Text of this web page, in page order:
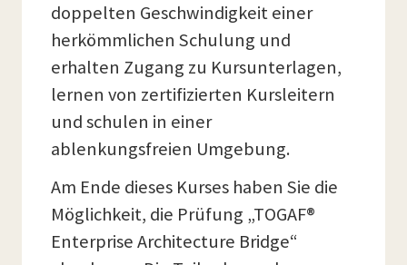
doppelten Geschwindigkeit einer
herkömmlichen Schulung und
erhalten Zugang zu Kursunterlagen,
lernen von zertifizierten Kursleitern
und schulen in einer
ablenkungsfreien Umgebung.
Am Ende dieses Kurses haben Sie die
Möglichkeit, die Prüfung „TOGAF®
Enterprise Architecture Bridge“